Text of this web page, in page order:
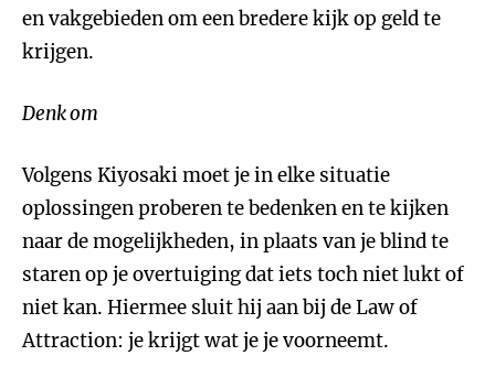
en vakgebieden om een bredere kijk op geld te
krijgen.
Denk om
Volgens Kiyosaki moet je in elke situatie
oplossingen proberen te bedenken en te kijken
naar de mogelijkheden, in plaats van je blind te
staren op je overtuiging dat iets toch niet lukt of
niet kan. Hiermee sluit hij aan bij de Law of
Attraction: je krijgt wat je je voorneemt.